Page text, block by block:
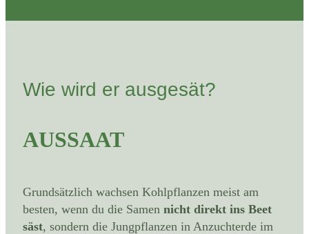
Wie wird er ausgesät?
AUSSAAT
Grundsätzlich wachsen Kohlpflanzen meist am
besten, wenn du die Samen nicht direkt ins Beet
säst, sondern die Jungpflanzen in Anzuchterde im